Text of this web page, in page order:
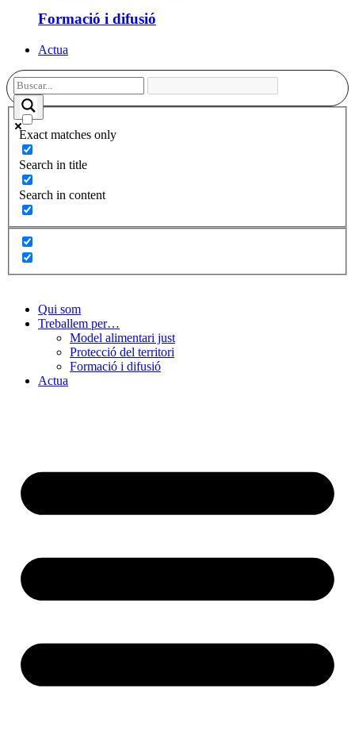
Formació i difusió
Actua
Exact matches only
Search in title
Search in content
Qui som
Treballem per…
Model alimentari just
Protecció del territori
Formació i difusió
Actua